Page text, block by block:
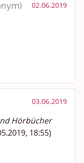
02.06.2019
03.06.2019
Hörbücher
18:55)